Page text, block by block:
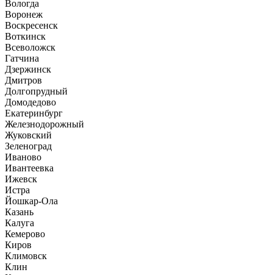
Вологда
Воронеж
Воскресенск
Воткинск
Всеволожск
Гатчина
Дзержинск
Дмитров
Долгопрудный
Домодедово
Екатеринбург
Железнодорожный
Жуковский
Зеленоград
Иваново
Ивантеевка
Ижевск
Истра
Йошкар-Ола
Казань
Калуга
Кемерово
Киров
Климовск
Клин